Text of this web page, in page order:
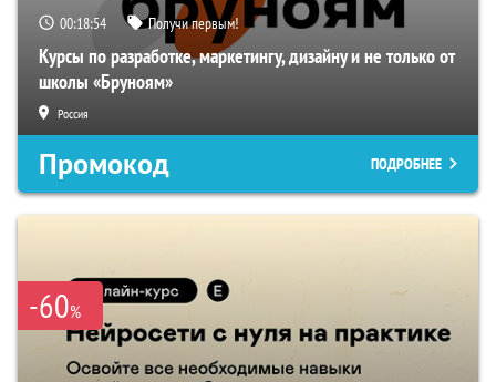
00:18:54 Получи первым!
Курсы по разработке, маркетингу, дизайну и не только от
школы «Бруноям»
Россия
Промокод ПОДРОБНЕЕ
-60%